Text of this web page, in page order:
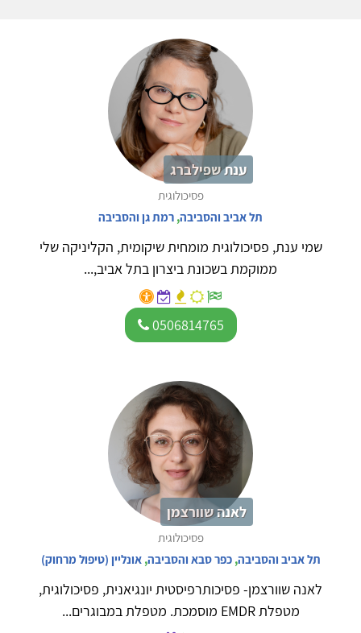
ענת שפילברג
פסיכולוגית
תל אביב והסביבה, רמת גן והסביבה
שמי ענת, פסיכולוגית מומחית שיקומית, הקליניקה שלי
ממוקמת בשכונת ביצרון בתל אביב,...
0506814765
לאנה שוורצמן
פסיכולוגית
תל אביב והסביבה,כפר סבא והסביבה,אונליין (טיפול מרחוק)
לאנה שוורצמן- פסיכותרפיסטית יונגיאנית, פסיכולוגית,
מטפלת EMDR מוסמכת. מטפלת במבוגרים...